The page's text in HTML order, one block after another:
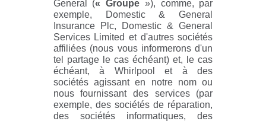
General (« Groupe »), comme, par
exemple, Domestic & General
Insurance Plc, Domestic & General
Services Limited et d'autres sociétés
affiliées (nous vous informerons d'un
tel partage le cas échéant) et, le cas
échéant, à Whirlpool et à des
sociétés agissant en notre nom ou
nous fournissant des services (par
exemple, des sociétés de réparation,
des sociétés informatiques, des